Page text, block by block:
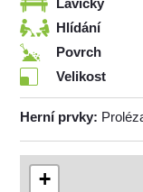
Lavičky
Hlídání
Povrch
Velikost
Herní prvky:
+